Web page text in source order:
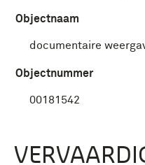
Objectnaam
documentaire
Objectnummer
00181542